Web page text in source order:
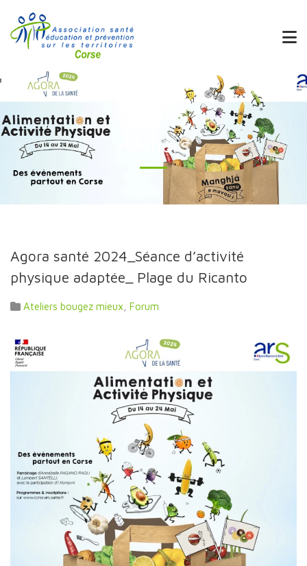
Ateliers
Agora santé 2024_Séance d’activité
physique adaptée_ Plage du Ricanto
Ateliers bougez mieux Forum